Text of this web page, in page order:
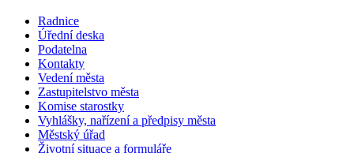
Radnice
Úřední deska
Podatelna
Kontakty
Vedení města
Zastupitelstvo města
Komise starostky
Vyhlášky, nařízení a předpisy města
Městský úřad
Životní situace a formuláře